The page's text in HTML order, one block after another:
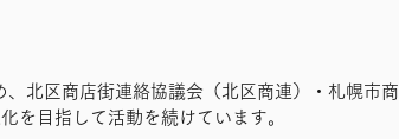
北区商店街連絡協議会（北区商連）・札幌市商
を目指して活動を続けています。